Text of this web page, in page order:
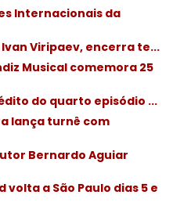
Internacionais da
Ivan Viripaev, encerra te...
Musical comemora 25
do quarto episódio ...
lança turnê com
Bernardo Aguiar
volta a São Paulo dias 5 e